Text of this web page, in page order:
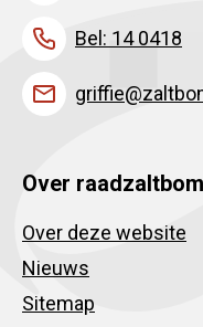
Bel: 14 0418
Over
Over deze website
Nieuws
Sitemap